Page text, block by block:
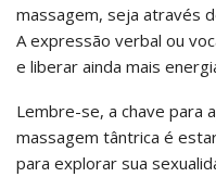
massagem, seja através
A expressão verbal ou
e liberar ainda mais
Lembre-se, a chave para
massagem tântrica é
para explorar sua